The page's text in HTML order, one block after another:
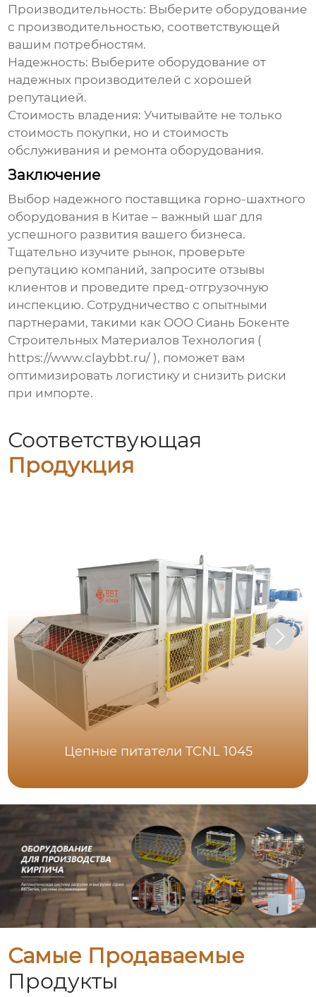
Производительность: Выберите оборудование
с производительностью, соответствующей
вашим потребностям.
Надежность: Выберите оборудование от
надежных производителей с хорошей
репутацией.
Стоимость владения: Учитывайте не только
стоимость покупки, но и стоимость
обслуживания и ремонта оборудования.
Заключение
Выбор надежного поставщика горно-шахтного
оборудования в Китае – важный шаг для
успешного развития вашего бизнеса.
Тщательно изучите рынок, проверьте
репутацию компаний, запросите отзывы
клиентов и проведите пред-отгрузочную
инспекцию. Сотрудничество с опытными
партнерами, такими как ООО Сиань Бокенте
Строительных Материалов Технология (
https://www.claybbt.ru/ ), поможет вам
оптимизировать логистику и снизить риски
при импорте.
Соответствующая
Продукция
Цепные питатели TCNL 1045
Самые Продаваемые
Продукты